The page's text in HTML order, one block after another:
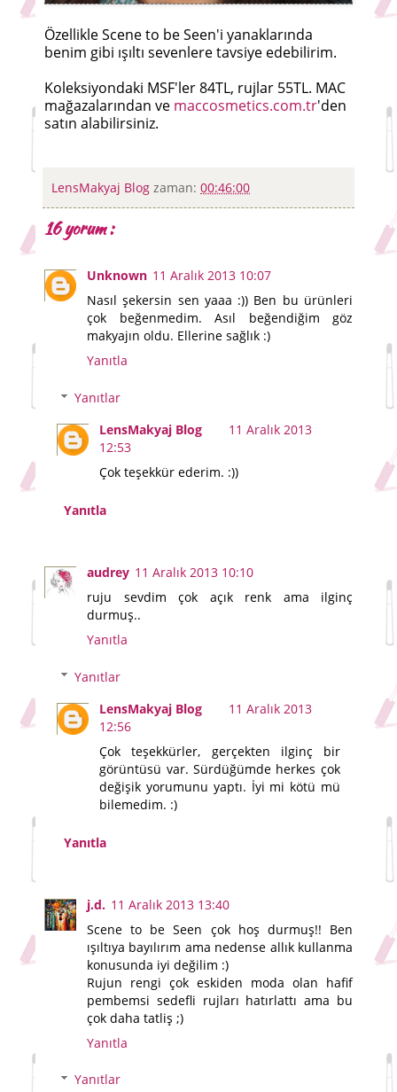
Özellikle Scene to be Seen'i yanaklarında
benim gibi ışıltı sevenlere tavsiye edebilirim.
Koleksiyondaki MSF'ler 84TL, rujlar 55TL. MAC
mağazalarından ve maccosmetics.com.tr'den
satın alabilirsiniz.
LensMakyaj Blog zaman: 00:46:00
16 yorum :
Unknown 11 Aralık 2013 10:07
Nasıl şekersin sen yaaa :)) Ben bu ürünleri
çok beğenmedim. Asıl beğendiğim göz
makyajın oldu. Ellerine sağlık :)
Yanıtla
Yanıtlar
LensMakyaj Blog
11 Aralık 2013
12:53
Çok teşekkür ederim. :))
Yanıtla
audrey 11 Aralık 2013 10:10
ruju sevdim çok açık renk ama ilginç
durmuş..
Yanıtla
Yanıtlar
LensMakyaj Blog
11 Aralık 2013
12:56
Çok teşekkürler, gerçekten ilginç bir
görüntüsü var. Sürdüğümde herkes çok
değişik yorumunu yaptı. İyi mi kötü mü
bilemedim. :)
Yanıtla
j.d. 11 Aralık 2013 13:40
Scene to be Seen çok hoş durmuş!! Ben
ışıltıya bayılırım ama nedense allık kullanma
konusunda iyi değilim :)
Rujun rengi çok eskiden moda olan hafif
pembemsi sedefli rujları hatırlattı ama bu
çok daha tatliş ;)
Yanıtla
Yanıtlar